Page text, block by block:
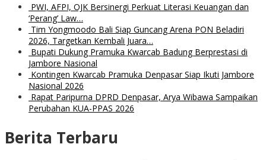
PWI, AFPI, OJK Bersinergi Perkuat Literasi Keuangan dan
‘Perang’ Law…
Tim Yongmoodo Bali Siap Guncang Arena PON Beladiri
2026, Targetkan Kembali Juara…
Bupati Dukung Pramuka Kwarcab Badung Berprestasi di
Jambore Nasional
Kontingen Kwarcab Pramuka Denpasar Siap Ikuti Jambore
Nasional 2026
Rapat Paripurna DPRD Denpasar, Arya Wibawa Sampaikan
Perubahan KUA-PPAS 2026
Berita Terbaru